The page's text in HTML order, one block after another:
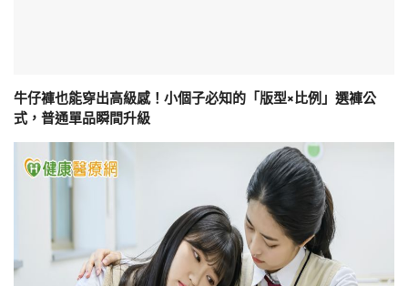
牛仔褲也能穿出高級感！小個子必知的「版型×比例」選褲公
式，普通單品瞬間升級